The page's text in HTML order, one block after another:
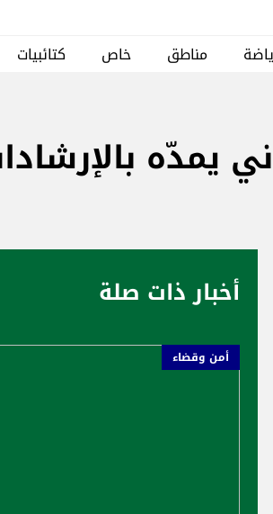
مناطق خاص كتائبيات
يمدّه
أخبار ذات صلة
أمن وقضاء